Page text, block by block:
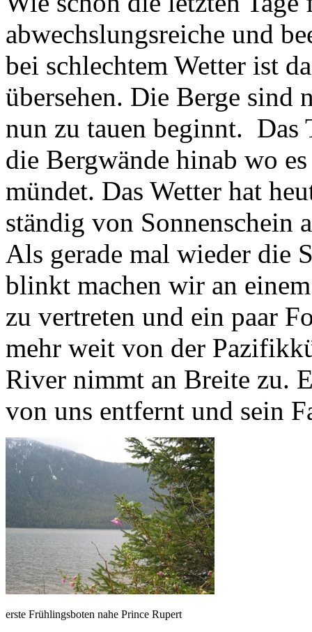
abwechslungsreiche und
bei schlechtem Wetter ist
übersehen. Die Berge sind
nun zu tauen beginnt. Das
die Bergwände hinab wo
mündet. Das Wetter hat
ständig von Sonnenschein
Als gerade mal wieder die
blinkt machen wir an
zu vertreten und ein paar
mehr weit von der
River nimmt an Breite zu.
von uns entfernt und sein
erste Frühlingsboten nahe Prince Rupert